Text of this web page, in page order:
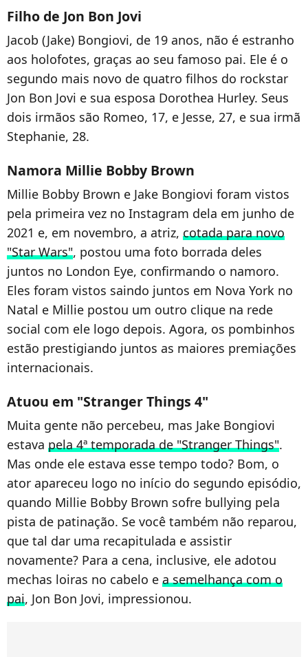
Filho de Jon Bon Jovi
Jacob (Jake) Bongiovi, de 19 anos, não é estranho
aos holofotes, graças ao seu famoso pai. Ele é o
segundo mais novo de quatro filhos do rockstar
Jon Bon Jovi e sua esposa Dorothea Hurley. Seus
dois irmãos são Romeo, 17, e Jesse, 27, e sua irmã
Stephanie, 28.
Namora Millie Bobby Brown
Millie Bobby Brown e Jake Bongiovi foram vistos
pela primeira vez no Instagram dela em junho de
2021 e, em novembro, a atriz, cotada para novo
"Star Wars", postou uma foto borrada deles
juntos no London Eye, confirmando o namoro.
Eles foram vistos saindo juntos em Nova York no
Natal e Millie postou um outro clique na rede
social com ele logo depois. Agora, os pombinhos
estão prestigiando juntos as maiores premiações
internacionais.
Atuou em "Stranger Things 4"
Muita gente não percebeu, mas Jake Bongiovi
estava pela 4ª temporada de "Stranger Things".
Mas onde ele estava esse tempo todo? Bom, o
ator apareceu logo no início do segundo episódio,
quando Millie Bobby Brown sofre bullying pela
pista de patinação. Se você também não reparou,
que tal dar uma recapitulada e assistir
novamente? Para a cena, inclusive, ele adotou
mechas loiras no cabelo e a semelhança com o
pai, Jon Bon Jovi, impressionou.